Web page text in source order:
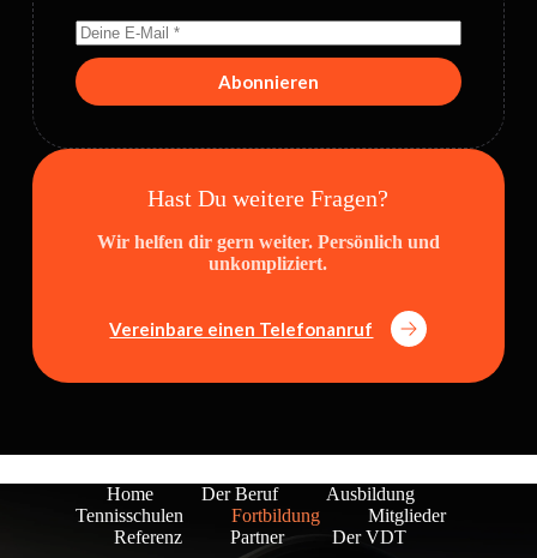
Abonnieren
Hast Du weitere Fragen?
Wir helfen dir gern weiter. Persönlich und
unkompliziert.
Vereinbare einen Telefonanruf
Home Der Beruf
Ausbildung
Tennisschulen
Fortbildung
Mitglieder
Referenz
Partner Der VDT